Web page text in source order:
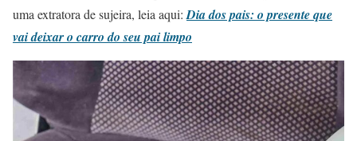
uma extratora de sujeira, leia aqui:Dia dos pais: o presente que
vai deixar o carro do seu pai limpo